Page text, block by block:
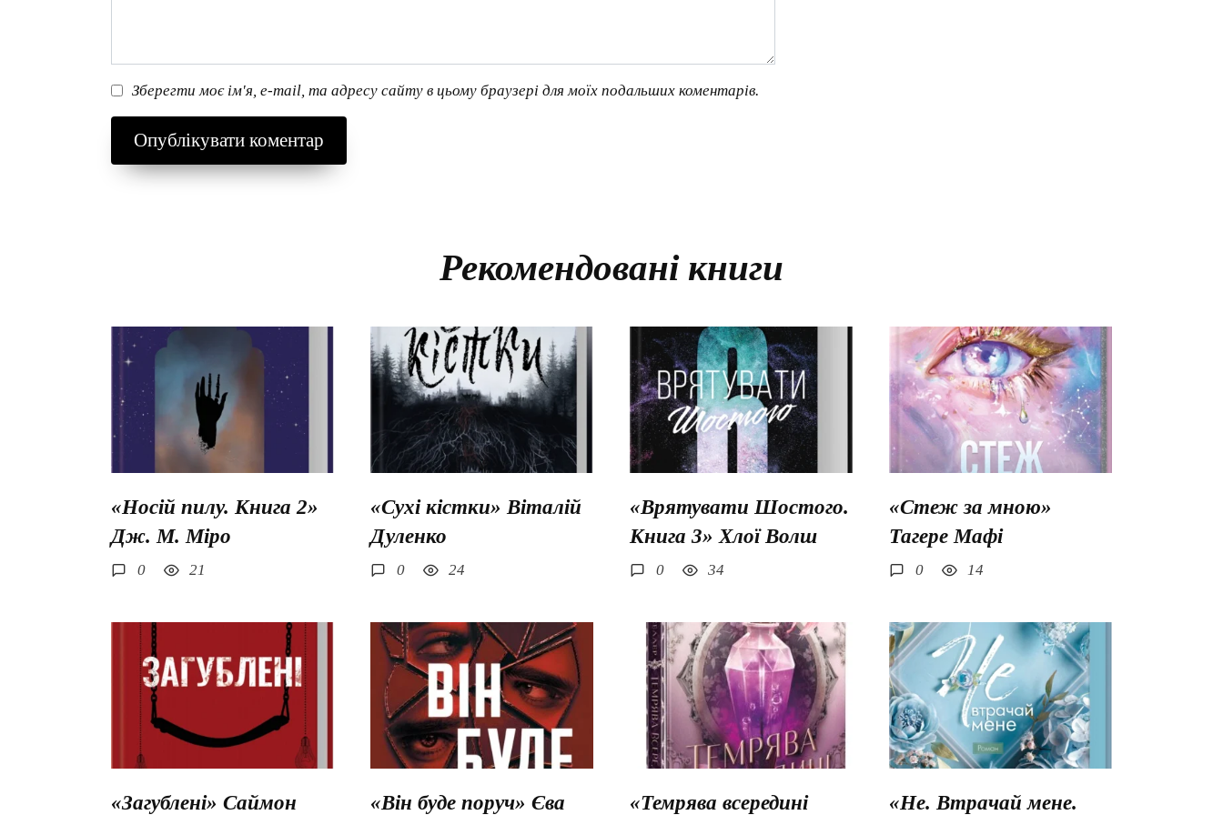
Зберегти моє ім'я, e-mail, та адресу сайту в цьому браузері для моїх подальших коментарів.
Рекомендовані книги
«Носій пилу. Книга 2»
Дж. М. Міро
0 21
«Сухі кістки» Віталій
Дуленко
0 24
«Врятувати Шостого.
Книга 3» Хлої Волш
0 34
«Стеж за мною»
Тагере Мафі
0 14
«Загублені» Саймон «Він буде поруч» Єва «Темрява всередині «Не. Втрачай мене.